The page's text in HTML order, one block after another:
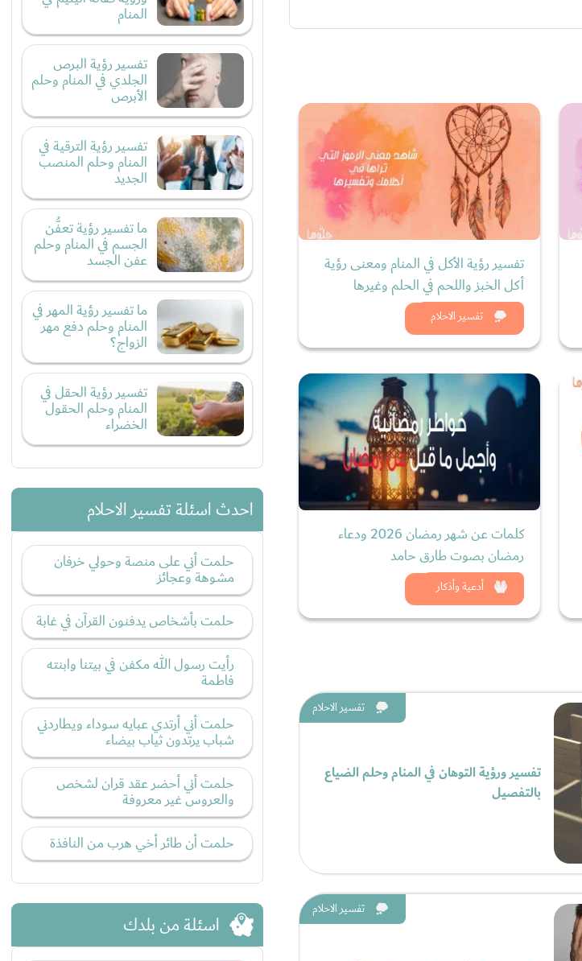
تفسير الاحلام
تفسير رؤية الأكل في المنام ومعنى رؤية
أكل الخبز واللحم في الحلم وغيرها
شاهد الان
أدعية وأذكار
كلمات عن شهر رمضان 2026 ودعاء
رمضان بصوت طارق حامد
شاهد الان
تفسير الاحلام
تفسير ورؤية التوهان في المنام وحلم الضياع
بالتفصيل
تفسير الاحلام
المنام
تفسير رؤية البرص
الجلدي في المنام وحلم
الأبرص
تفسير رؤية الترقية في
المنام وحلم المنصب
الجديد
ما تفسير رؤية تعفُّن
الجسم في المنام وحلم
عفن الجسد
ما تفسير رؤية المهر في
المنام وحلم دفع مهر
الزواج؟
تفسير رؤية الحقل في
المنام وحلم الحقول
الخضراء
احدث اسئلة تفسير الاحلام
حلمت أني على منصة وحولي خرفان
مشوهة وعجائز
حلمت بأشخاص يدفنون القرآن في غابة
رأيت رسول الله مكفن في بيتنا وابنته
فاطمة
حلمت أني أرتدي عبايه سوداء ويطاردني
شباب يرتدون ثياب بيضاء
حلمت أني أحضر عقد قران لشخص
والعروس غير معروفة
حلمت أن طائر أخي هرب من النافذة
اسئلة من بلدك